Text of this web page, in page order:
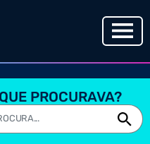
PROCURAVA?